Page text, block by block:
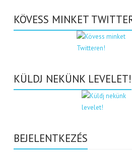
KÖVESS MINKET
KÜLDJ NEKÜNK LEVELET!
BEJELENTKEZÉS